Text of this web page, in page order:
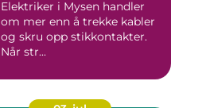
Elektriker i Mysen handler
om mer enn å trekke kabler
og skru opp stikkontakter.
Når str...